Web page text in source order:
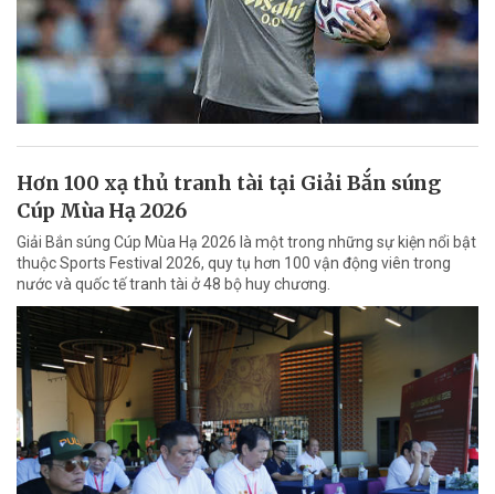
Hơn 100 xạ thủ tranh tài tại Giải Bắn súng
Cúp Mùa Hạ 2026
Giải Bắn súng Cúp Mùa Hạ 2026 là một trong những sự kiện nổi bật
thuộc Sports Festival 2026, quy tụ hơn 100 vận động viên trong
nước và quốc tế tranh tài ở 48 bộ huy chương.